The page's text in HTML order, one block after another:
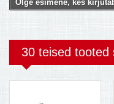
Olge esimene, kes
30 teised tooted